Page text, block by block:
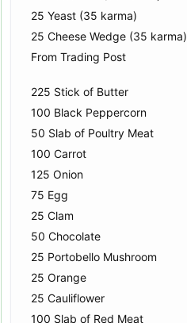
25 Yeast (35 karma)
25 Cheese Wedge (35 karma)
From Trading Post
225 Stick of Butter
100 Black Peppercorn
50 Slab of Poultry Meat
100 Carrot
125 Onion
75 Egg
25 Clam
50 Chocolate
25 Portobello Mushroom
25 Orange
25 Cauliflower
100 Slab of Red Meat